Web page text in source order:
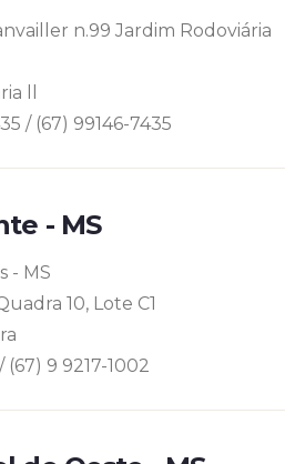
n.99 Jardim Rodoviária
ll
/ (67) 99146-7435
- MS
- MS
10, Lote C1
(67) 9 9217-1002